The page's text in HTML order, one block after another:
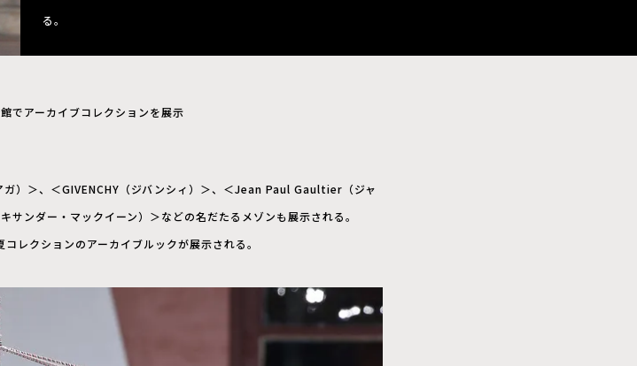
る。
でアーカイブコレクションを展示
）＞、＜GIVENCHY（ジバンシィ）＞、＜Jean Paul Gaultier（ジャ
ンダー・マックイーン）＞などの名だたるメゾンも展示される。
レクションのアーカイブルックが展示される。